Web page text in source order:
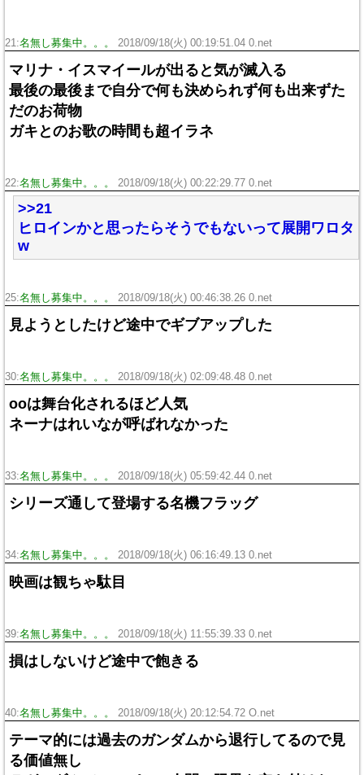
21:名無し募集中。。。 2018/09/18(火) 00:19:51.04 0.net
マリナ・イスマイールが出ると気が滅入る
最後の最後まで自分で何も決められず何も出来ずた
だのお荷物
ガキとのお歌の時間も超イラネ
22:名無し募集中。。。 2018/09/18(火) 00:22:29.77 0.net
>>21
ヒロインかと思ったらそうでもないって展開ワロタ
w
25:名無し募集中。。。 2018/09/18(火) 00:46:38.26 0.net
見ようとしたけど途中でギブアップした
30:名無し募集中。。。 2018/09/18(火) 02:09:48.48 0.net
ooは舞台化されるほど人気
ネーナはれいなが呼ばれなかった
33:名無し募集中。。。 2018/09/18(火) 05:59:42.44 0.net
シリーズ通して登場する名機フラッグ
34:名無し募集中。。。 2018/09/18(火) 06:16:49.13 0.net
映画は観ちゃ駄目
39:名無し募集中。。。 2018/09/18(火) 11:55:39.33 0.net
損はしないけど途中で飽きる
40:名無し募集中。。。 2018/09/18(火) 20:12:54.72 O.net
テーマ的には過去のガンダムから退行してるので見
る価値無し